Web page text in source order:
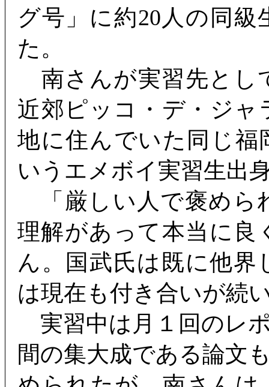
グ号」に約20人の同
た。
南さんが実習先とし
近郊ピッコ・デ・ジャ
地に住んでいた同じ福
いうエメボイ実習生出
「厳しい人で褒めら
理解があって本当に良
ん。国武氏は既に他
は現在も付き合いが続
実習中は月１回のレ
間の集大成である論文